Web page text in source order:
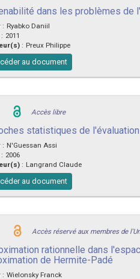
dans les problèmes de
: Ryabko Daniil
: 2011
: Preux Philippe
au document
Accès libre
statistiques de
: N'Guessan Assi
: 2006
: Langrand Claude
au document
Accès réservé aux membres de
rationnelle dans
de Hermite-Padé
: Wielonsky Franck